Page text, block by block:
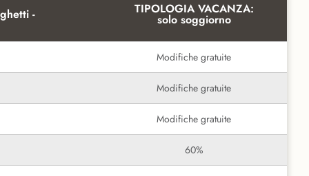
- TIPOLOGIA VACANZA:
solo soggiorno
Modifiche gratuite
Modifiche gratuite
Modifiche gratuite
60%